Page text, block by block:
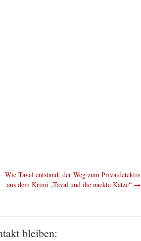
Wie Taval entstand: der Weg zum Privatdetektiv
aus dem Krimi „Taval und die nackte Katze“ →
bleiben: